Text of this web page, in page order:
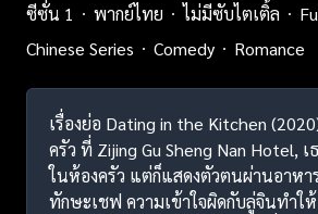
ซีซั่น 1
พากย์ไทย ไม่มีซับไตเติ้ล
Chinese Series
Comedy Romance
เรื่องย่อ Dating in the Kitchen
ครัว ที่ Zijing Gu Sheng Nan Hotel,
ในห้องครัว แต่ก็แสดงตัวตนผ่านอาหา
ทักษะเชฟ ความเข้าใจผิดกับลู่จินทำใ